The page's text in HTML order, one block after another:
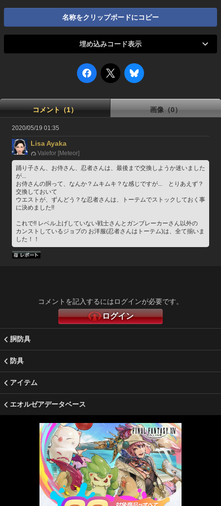
名称をクリップボードにコピー
埋め込みコード表示
コメント（1） 画像（0）
2020/05/19 01:35
Lisa Ayaka
Valefor [Meteor]
踊り子さん、お侍さん、忍者さんは、最後まで交換しようか迷いました
が...
お侍さんの胴って、なんか？ムキムキ？な感じですが...　とりあえず？
交換しておいて
ウエストが、ずんどう？な忍者さんは、トーテムでストックしておく事
に決めました!!
これで!! レベル上げしていない戦士さんとガンブレーカーさん以外の
カンストしているジョブの お洋服(忍者さんはトーテム)は、全て揃いま
した！！
コメントを記入するにはログインが必要です。
ログイン
胴防具
防具
アイテム
エオルゼアデータベース